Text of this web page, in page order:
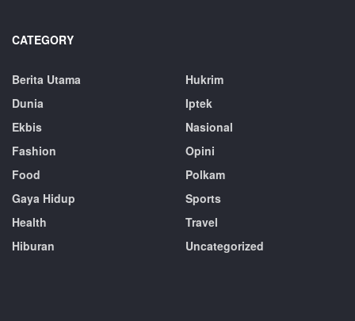
CATEGORY
Berita Utama
Dunia
Ekbis
Fashion
Food
Gaya Hidup
Health
Hiburan
Hukrim
Iptek
Nasional
Opini
Polkam
Sports
Travel
Uncategorized